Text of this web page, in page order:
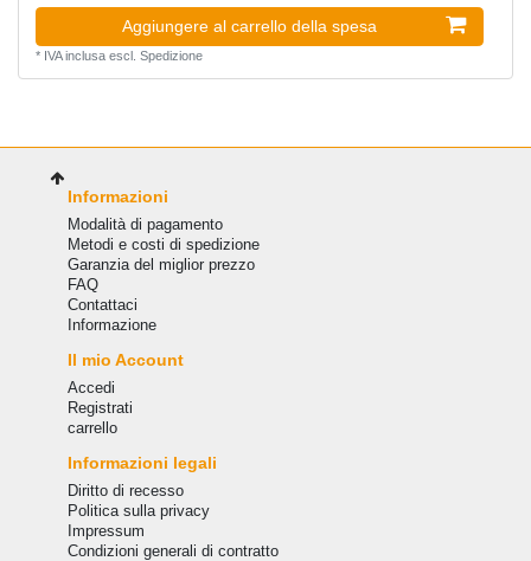
Aggiungere al carrello della spesa
* IVA inclusaescl. Spedizione
Informazioni
Modalità di pagamento
Metodi e costi di spedizione
Garanzia del miglior prezzo
FAQ
Сontattaci
Informazione
Il mio Account
Accedi
Registrati
carrello
Informazioni legali
Diritto di recesso
Politica sulla privacy
Impressum
Condizioni generali di contratto